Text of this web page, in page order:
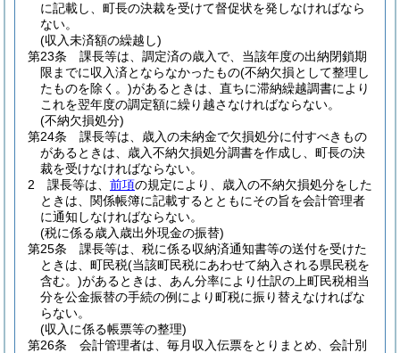
に記載し、町長の決裁を受けて督促状を発しなければなら
ない。
(収入未済額の繰越し)
第23条
課長等は、調定済の歳入で、当該年度の出納閉鎖期
限までに収入済とならなかったもの(不納欠損として整理し
たものを除く。)があるときは、直ちに滞納繰越調書により
これを翌年度の調定額に繰り越さなければならない。
(不納欠損処分)
第24条
課長等は、歳入の未納金で欠損処分に付すべきもの
があるときは、歳入不納欠損処分調書を作成し、町長の決
裁を受けなければならない。
2
課長等は、 前項の規定により、歳入の不納欠損処分をした
ときは、関係帳簿に記載するとともにその旨を会計管理者
に通知しなければならない。
(税に係る歳入歳出外現金の振替)
第25条
課長等は、税に係る収納済通知書等の送付を受けた
ときは、町民税(当該町民税にあわせて納入される県民税を
含む。)があるときは、あん分率により仕訳の上町民税相当
分を公金振替の手続の例により町税に振り替えなければな
らない。
(収入に係る帳票等の整理)
第26条
会計管理者は、毎月収入伝票をとりまとめ、会計別